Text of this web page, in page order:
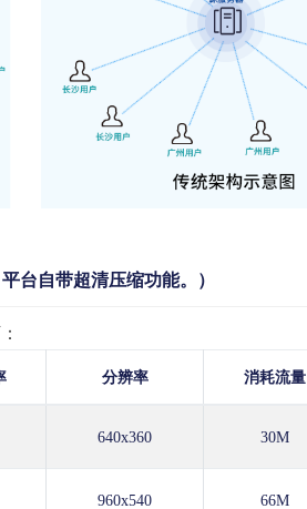
台自带超清压缩功能。）
分辨率 消耗流量
640x360 30M
960x540 66M